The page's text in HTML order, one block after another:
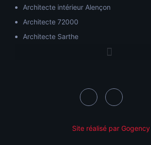
Architecte intérieur Alençon
Architecte 72000
Architecte Sarthe
Site réalisé par Gogency